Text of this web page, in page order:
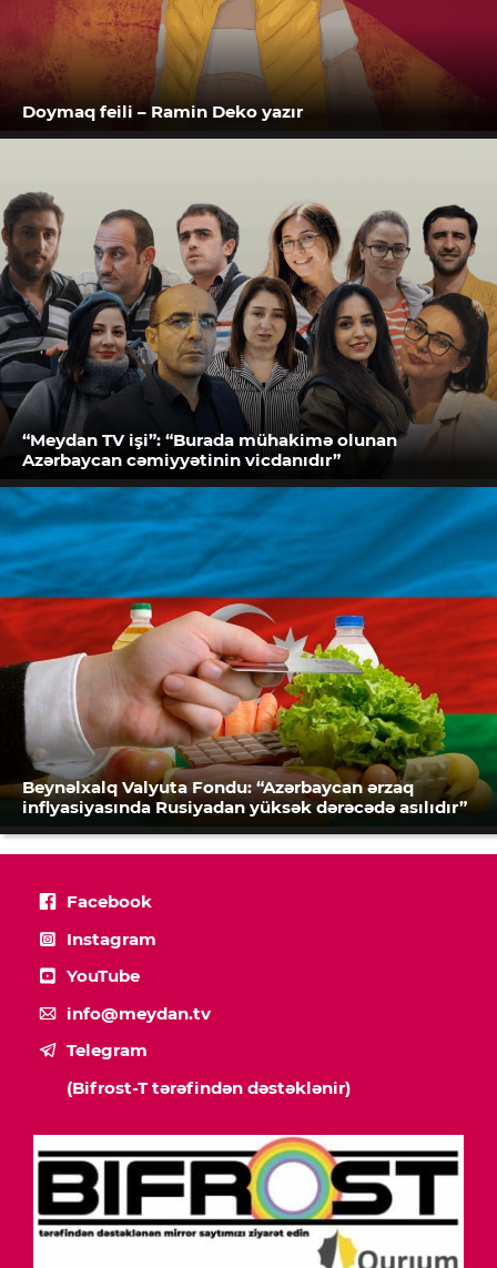
Doymaq feili – Ramin Deko yazır
“Meydan TV işi”: “Burada mühakimə olunan
Azərbaycan cəmiyyətinin vicdanıdır”
Beynəlxalq Valyuta Fondu: “Azərbaycan ərzaq
inflyasiyasında Rusiyadan yüksək dərəcədə asılıdır”
Facebook
Instagram
YouTube
info@meydan.tv
Telegram
(Bifrost-T tərəfindən dəstəklənir)